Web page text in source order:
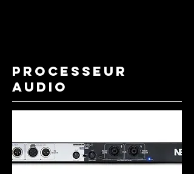
processeur
audio